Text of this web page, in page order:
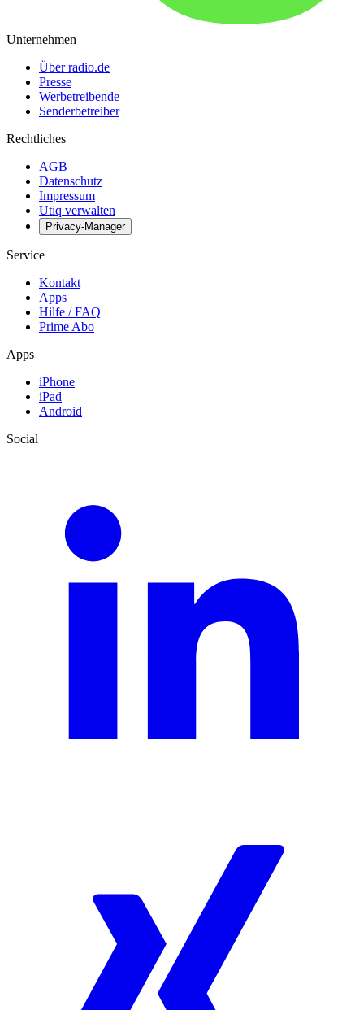
Unternehmen
Über radio.de
Presse
Werbetreibende
Senderbetreiber
Rechtliches
AGB
Datenschutz
Impressum
Utiq verwalten
Privacy-Manager
Service
Kontakt
Apps
Hilfe / FAQ
Prime Abo
Apps
iPhone
iPad
Android
Social